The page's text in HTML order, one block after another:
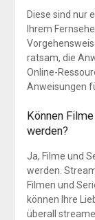
Diese sind nur
Ihrem
ratsam, die
Online-
Anweisungen
Können
werden?
Ja, Filme und
werden.
Filmen und
können Ihre
überall